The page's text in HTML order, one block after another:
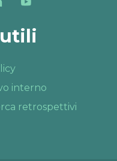
interno
retrospettivi